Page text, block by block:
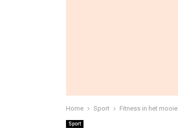
Home Sport Fitness in het
Sport